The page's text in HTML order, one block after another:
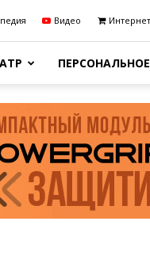
Видео